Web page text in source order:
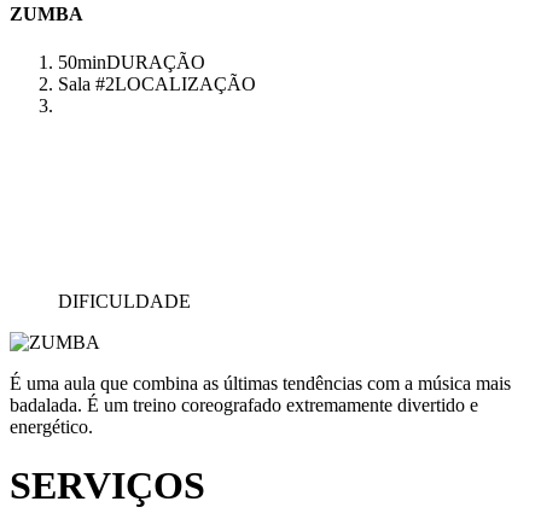
ZUMBA
50minDURAÇÃO
Sala #2LOCALIZAÇÃO
DIFICULDADE
É uma aula que combina as últimas tendências com a música mais
badalada. É um treino coreografado extremamente divertido e
energético.
SERVIÇOS